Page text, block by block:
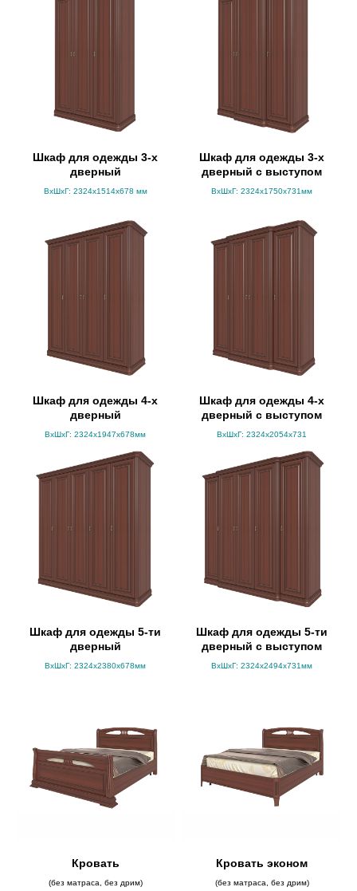
Шкаф для одежды 3-х
дверный
ВхШхГ: 2324x1514x678 мм
Шкаф для одежды 3-х
дверный с выступом
ВхШхГ: 2324х1750х731мм
Шкаф для одежды 4-х
дверный
ВхШхГ: 2324х1947х678мм
Шкаф для одежды 4-х
дверный с выступом
ВхШхГ: 2324х2054х731
Шкаф для одежды 5-ти
дверный
ВхШхГ: 2324х2380х678мм
Шкаф для одежды 5-ти
дверный с выступом
ВхШхГ: 2324х2494х731мм
Кровать
(без матраса, без дрим)
Кровать эконом
(без матраса, без дрим)